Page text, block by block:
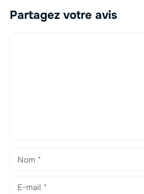
Partagez votre avis
Nom